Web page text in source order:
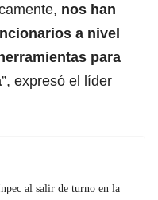
nos han
a nivel
para
”, expresó el líder
al salir de turno en la